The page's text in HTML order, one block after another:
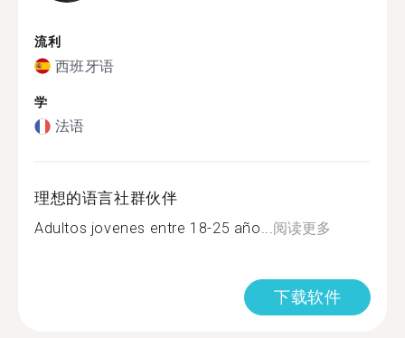
流利
西班牙语
学
法语
理想的语言社群伙伴
Adultos jovenes entre 18-25 año...阅读更多
下载软件